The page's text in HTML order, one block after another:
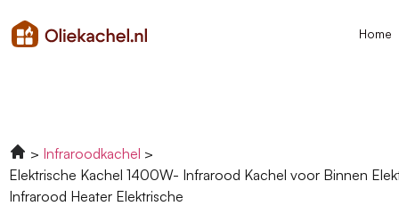
Home
Infraroodkachel
Elektrische Kachel 1400W- Infrarood Kachel voor Binnen
Infrarood Heater Elektrische